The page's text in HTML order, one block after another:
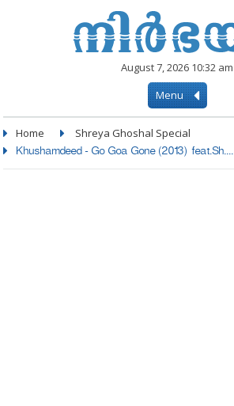
August 7, 2026 10:32 am
Menu
Home Shreya Ghoshal Special
Khushamdeed - Go Goa Gone (2013) feat.Sh....